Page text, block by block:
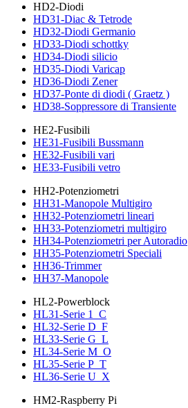
HD2-Diodi
HD31-Diac & Tetrode
HD32-Diodi Germanio
HD33-Diodi schottky
HD34-Diodi silicio
HD35-Diodi Varicap
HD36-Diodi Zener
HD37-Ponte di diodi ( Graetz )
HD38-Soppressore di Transiente
HE2-Fusibili
HE31-Fusibili Bussmann
HE32-Fusibili vari
HE33-Fusibili vetro
HH2-Potenziometri
HH31-Manopole Multigiro
HH32-Potenziometri lineari
HH33-Potenziometri multigiro
HH34-Potenziometri per Autoradio
HH35-Potenziometri Speciali
HH36-Trimmer
HH37-Manopole
HL2-Powerblock
HL31-Serie 1_C
HL32-Serie D_F
HL33-Serie G_L
HL34-Serie M_O
HL35-Serie P_T
HL36-Serie U_X
HM2-Raspberry Pi